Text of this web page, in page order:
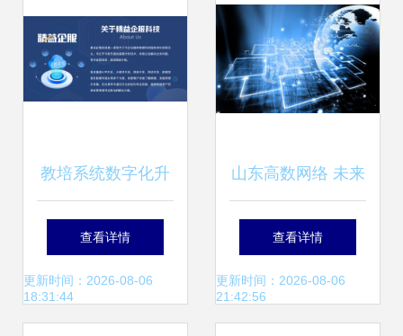
教培系统数字化升
级 从管理到分发的
全链路解决方案
查看详情
更新时间：2026-08-06
18:31:44
山东高数网络 未来
互联网科技将会如
何发展
查看详情
更新时间：2026-08-06
21:42:56